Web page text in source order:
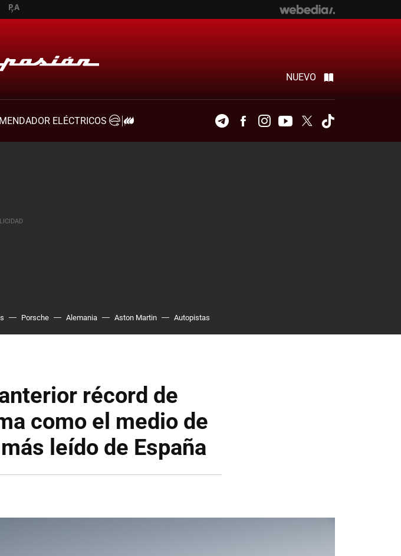
NUEVO
ELÉCTRICOS
TelegramFacebookInstagramYoutubeTwitter
Porsche Alemania Aston Martin Autopistas
récord de
como el medio de
leído de España